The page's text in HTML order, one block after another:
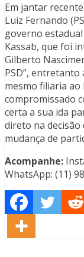
Em jantar
Luiz Fernando
governo
Kassab, que foi
Gilberto
PSD”,
mesmo filiaria ao
compromissado
certa a sua ida
direto na
mudança de
Acompanhe:
WhatsApp: (11)